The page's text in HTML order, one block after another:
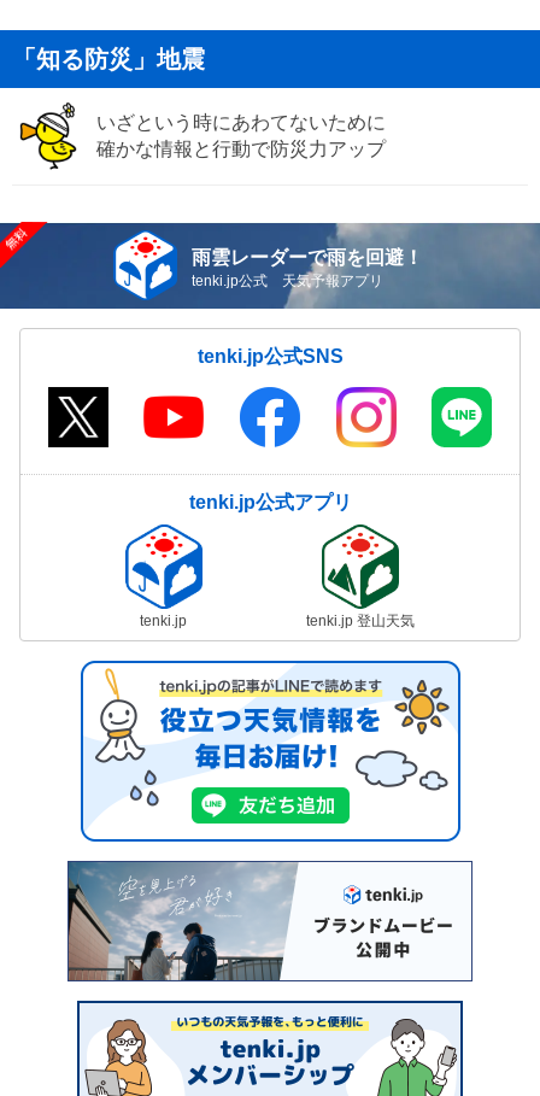
「知る防災」地震
いざという時にあわてないために
確かな情報と行動で防災力アップ
雨雲レーダーで雨を回避！
tenki.jp公式 天気予報アプリ
tenki.jp公式SNS
tenki.jp公式アプリ
tenki.jp tenki.jp 登山天気